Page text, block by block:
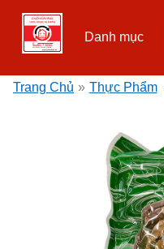
Danh mục
Trang Chủ » Thực Phẩm